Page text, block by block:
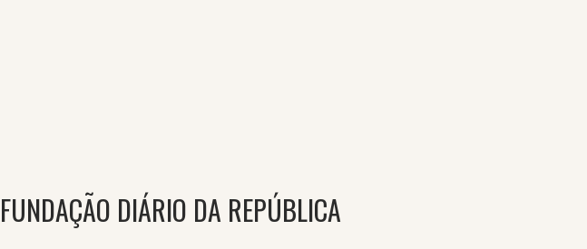
DIÁRIO DA REPÚBLICA